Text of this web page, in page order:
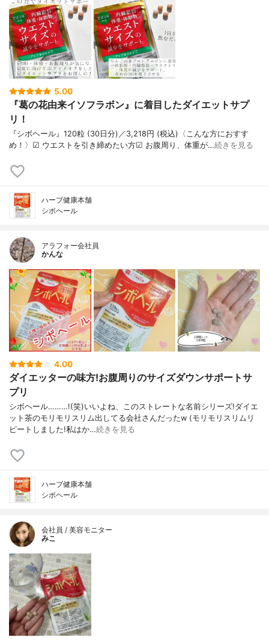
5.00
『葛の花由来イソフラボン』に着目したダイエットサプ
リ！
『シボヘール』120粒 (30日分)／3,218円 (税込)〈こんな方におすす
め！〉︎︎︎︎☑︎︎︎︎︎ ウエストを引き締めたい方︎︎︎︎☑︎ お腹周り、体重が…続きを見る
ハーブ健康本舗
シボヘール
アラフォー会社員
かんな
4.00
ダイエッターの味方!お腹周りのサイズダウンサポートサ
プリ
シボヘール………!(笑)いいよね、このストレートな名前シリーズ!ダイエ
ット茶のモリモリスリム出してる会社さんだったw (モリモリスリムリ
ピートしました!私はか…続きを見る
ハーブ健康本舗
シボヘール
会社員 / 美容モニター
みこ